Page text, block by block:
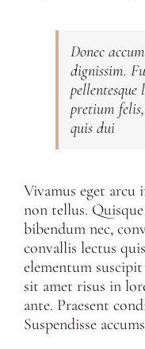
Donec
dignissim.
pretium
quis dui
Vivamus eget arcu
non tellus.
bibendum nec,
convallis lectus
elementum
sit amet risus in
ante. Praesent
Suspendisse